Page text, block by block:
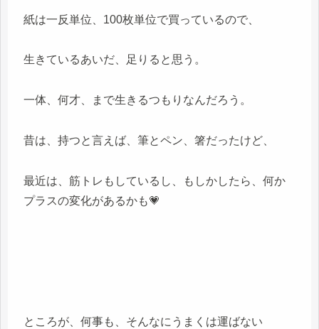
紙は一反単位、100枚単位で買っているので、
生きているあいだ、足りると思う。
一体、何才、まで生きるつもりなんだろう。
昔は、持つと言えば、筆とペン、箸だったけど、
最近は、筋トレもしているし、もしかしたら、何か
プラスの変化があるかも💗
ところが、何事も、そんなにうまくは運ばない